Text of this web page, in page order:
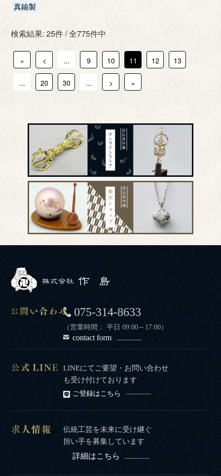
真鍮製
検索結果: 25件 / 全775件中
« < ... 9 10 11 12 13
... 20 30 ... > »
075-314-8633
（営業時間： 平日 09:00～17:00）
contact form
LINEにてご要望・お問い合わせ
も受け付けております
ご登録はこちら
伝統工芸を未来に受け継ぐ
担い手を募集しています
詳細はこちら